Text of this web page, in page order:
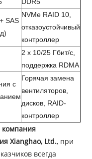
DDR5
SAS
NVMe RAID 10,
отказоустойчивый
контроллер
2 x 10/25 Гбит/с,
поддержка RDMA
с
Горячая замена
вентиляторов,
дисков, RAID-
контроллер
компания
Xianghao, Ltd., при
всегда